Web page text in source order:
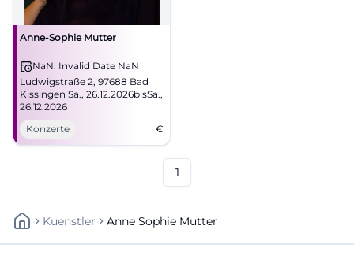
Anne-Sophie Mutter
NaN. Invalid Date NaN
Ludwigstraße 2, 97688 Bad
Kissingen Sa., 26.12.2026bisSa.,
26.12.2026
Konzerte
€
1
Kuenstler Anne Sophie Mutter